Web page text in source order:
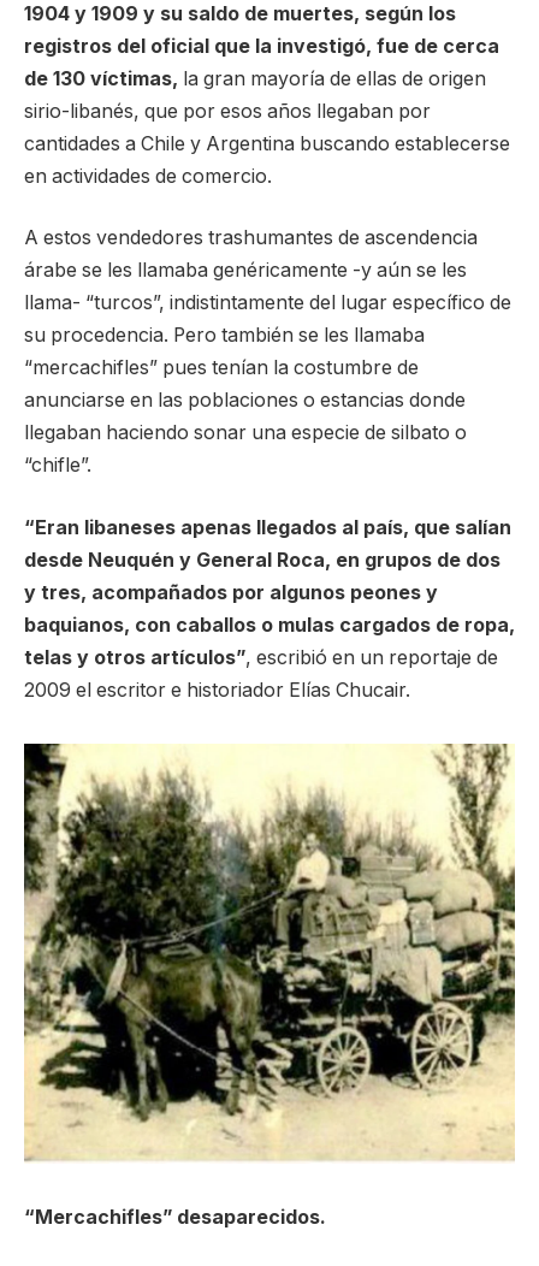
1904 y 1909 y su saldo de muertes, según los
registros del oficial que la investigó, fue de cerca
de 130 víctimas, la gran mayoría de ellas de origen
sirio-libanés, que por esos años llegaban por
cantidades a Chile y Argentina buscando establecerse
en actividades de comercio.
A estos vendedores trashumantes de ascendencia
árabe se les llamaba genéricamente -y aún se les
llama- “turcos”, indistintamente del lugar específico de
su procedencia. Pero también se les llamaba
“mercachifles” pues tenían la costumbre de
anunciarse en las poblaciones o estancias donde
llegaban haciendo sonar una especie de silbato o
“chifle”.
“Eran libaneses apenas llegados al país, que salían
desde Neuquén y General Roca, en grupos de dos
y tres, acompañados por algunos peones y
baquianos, con caballos o mulas cargados de ropa,
telas y otros artículos”, escribió en un reportaje de
2009 el escritor e historiador Elías Chucair.
“Mercachifles” desaparecidos.